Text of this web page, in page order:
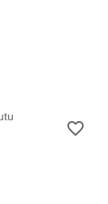
favorite_border